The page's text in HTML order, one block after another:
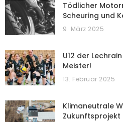
Tödlicher
Scheuring und
9. März 2025
U12 der
Meister!
13. Februar 2025
Klimaneutrale